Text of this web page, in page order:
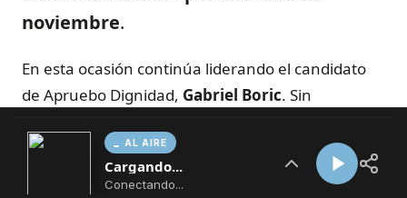
AL AIRE
Cargando...
Conectando...